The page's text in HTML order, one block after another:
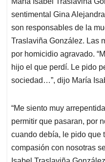
s
A
p
p
b
o
o
k
e
d
I
n
l
d
sentimental Gina
son responsables de la
Traslaviña González. Las
por homicidio agravado.
hijo el que perdí. Le pido
sociedad…”, dijo María
“Me siento muy
permitir que pasaran, por
cuando debía, le pido que
compasión con nosotras